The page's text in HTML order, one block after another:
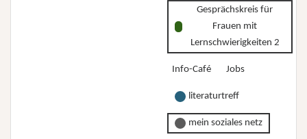
Gesprächskreis für
Frauen mit
Lernschwierigkeiten 2
Info-Café Jobs
literaturtreff
mein soziales netz